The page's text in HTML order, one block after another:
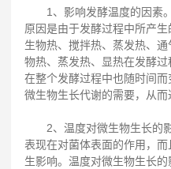
1、影响发酵温度的因素。
原因是由于发酵过程中所产
生物热、搅拌热、蒸发热、
物热、蒸发热、显热在发酵
在整个发酵过程中也随时间
微生物生长代谢的需要，从而
2、温度对微生物生长的影
表现在对菌体表面的作用，
生影响。温度对微生物生长